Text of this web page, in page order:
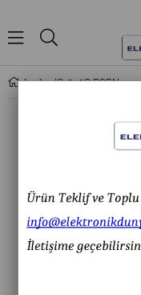
IC-240C BORN KLEMENS ORTA BOY ŞEFFAF